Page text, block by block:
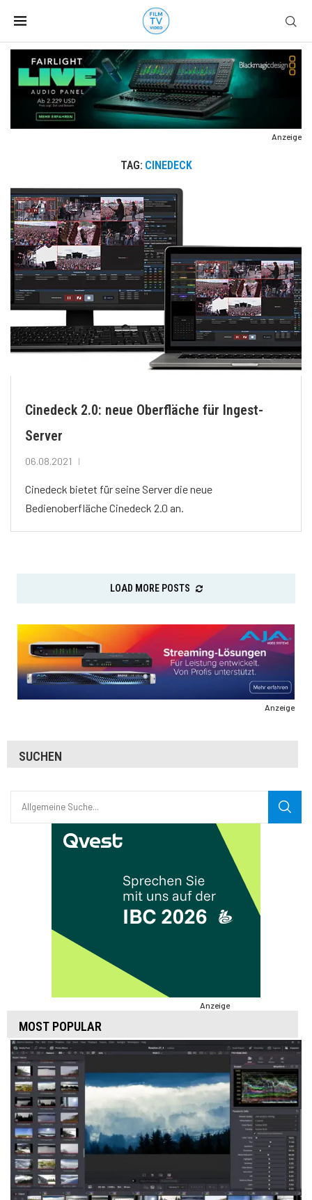
Anzeige
TAG: CINEDECK
Cinedeck 2.0: neue Oberfläche für Ingest-
Server
06.08.2021
Cinedeck bietet für seine Server die neue
Bedienoberfläche Cinedeck 2.0 an.
LOAD MORE POSTS
Anzeige
SUCHEN
Anzeige
MOST POPULAR